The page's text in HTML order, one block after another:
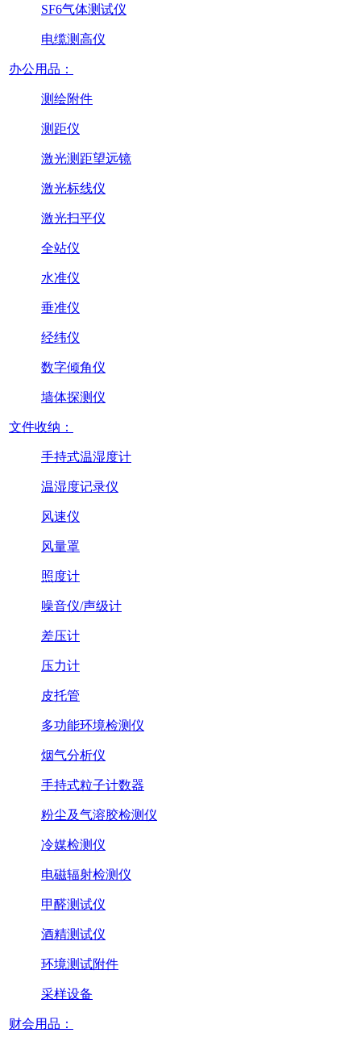
SF6气体测试仪
电缆测高仪
办公用品：
测绘附件
测距仪
激光测距望远镜
激光标线仪
激光扫平仪
全站仪
水准仪
垂准仪
经纬仪
数字倾角仪
墙体探测仪
文件收纳：
手持式温湿度计
温湿度记录仪
风速仪
风量罩
照度计
噪音仪/声级计
差压计
压力计
皮托管
多功能环境检测仪
烟气分析仪
手持式粒子计数器
粉尘及气溶胶检测仪
冷媒检测仪
电磁辐射检测仪
甲醛测试仪
酒精测试仪
环境测试附件
采样设备
财会用品：